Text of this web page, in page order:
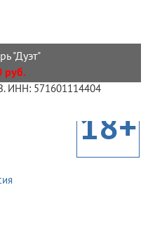
"Дуэт"
руб.
ИНН: 571601114404
18+